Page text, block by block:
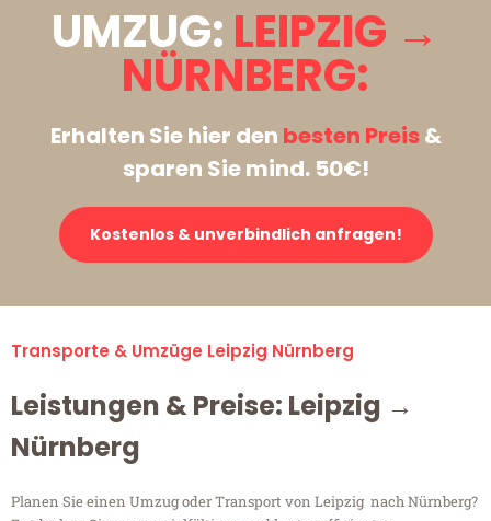
UMZUG: LEIPZIG →
NÜRNBERG:
Erhalten Sie hier den besten Preis&
sparen Sie mind. 50€!
Kostenlos & unverbindlich anfragen!
Transporte & Umzüge Leipzig Nürnberg
Leistungen & Preise: Leipzig →
Nürnberg
Planen Sie einen Umzug oder Transport von Leipzig nach Nürnberg?